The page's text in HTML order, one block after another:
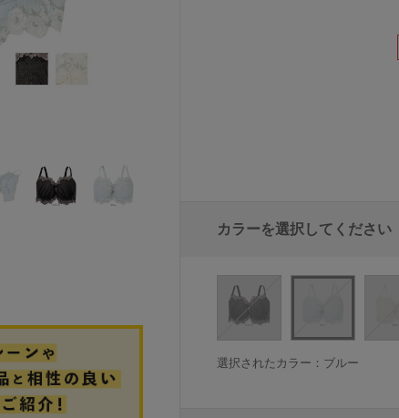
カラーを選択してください
選択されたカラー：ブルー